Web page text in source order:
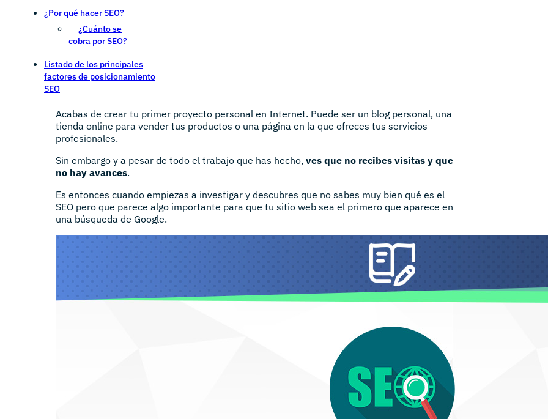
¿Por qué hacer SEO?
¿Cuánto se
cobra por SEO?
Listado de los principales
factores de posicionamiento
SEO
Acabas de crear tu primer proyecto personal en Internet. Puede ser un blog personal, una
tienda online para vender tus productos o una página en la que ofreces tus servicios
profesionales.
Sin embargo y a pesar de todo el trabajo que has hecho, ves que no recibes visitas y que
no hay avances.
Es entonces cuando empiezas a investigar y descubres que no sabes muy bien qué es el
SEO pero que parece algo importante para que tu sitio web sea el primero que aparece en
una búsqueda de Google.